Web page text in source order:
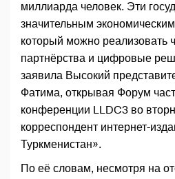
миллиарда человек. Эти
значительным
который можно реализовать
партнёрства и цифровые
заявила Высокий
Фатима, открывая Форум
конференции LLDC3 во
корреспондент интернет-
Туркменистан».
По её словам, несмотря на